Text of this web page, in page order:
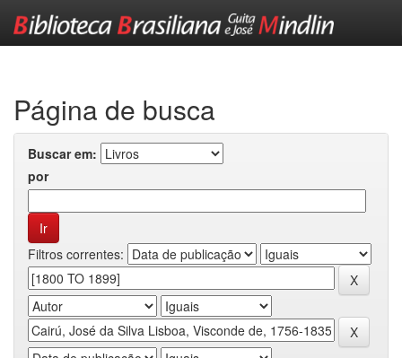
Página de busca
Buscar em:
por
Filtros correntes: